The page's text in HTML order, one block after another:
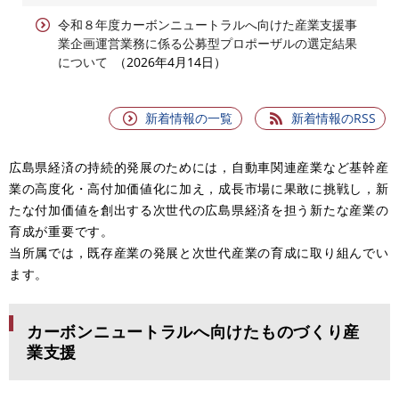
令和８年度カーボンニュートラルへ向けた産業支援事
業企画運営業務に係る公募型プロポーザルの選定結果
について
2026年4月14日
新着情報の一覧 新着情報のRSS
広島県経済の持続的発展のためには，自動車関連産業など基幹産
業の高度化・高付加価値化に加え，成長市場に果敢に挑戦し，新
たな付加価値を創出する次世代の広島県経済を担う新たな産業の
育成が重要です。
当所属では，既存産業の発展と次世代産業の育成に取り組んでい
ます。
カーボンニュートラルへ向けたものづくり産
業支援